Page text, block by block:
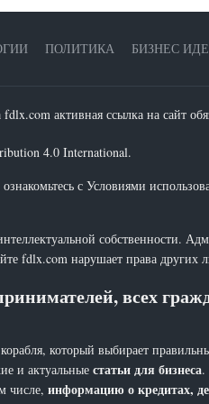
ПОЛИТИКА БИЗНЕС
активная ссылка на сайт
4.0 International.
с Условиями
собственности.
fdlx.com нарушает права других
всех
который выбирает
и актуальные статьи для бизнеса.
числе, информацию о кредитах,